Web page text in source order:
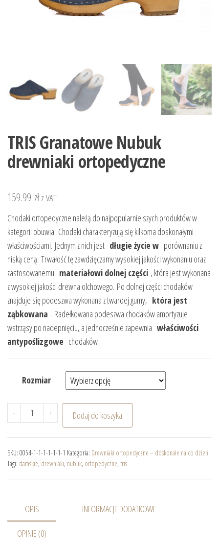
TRIS Granatowe Nubuk
drewniaki ortopedyczne
159.99 złz VAT
Chodaki ortopedyczne należą do najpopularniejszych produktów w
kategorii obuwia. Chodaki charakteryzują się kilkoma doskonałymi
właściwościami. Jednym z nich jest długie życie w porównaniu z
niską ceną. Trwałość tę zawdzięczamy wysokiej jakości wykonaniu oraz
zastosowanemu materiałowi dolnej części , która jest wykonana
z wysokiej jakości drewna olchowego. Po dolnej części chodaków
znajduje się podeszwa wykonana z twardej gumy, która jest
ząbkowana . Radełkowana podeszwa chodaków amortyzuje
wstrząsy po nadepnięciu, a jednocześnie zapewnia właściwości
antypoślizgowe chodaków
Rozmiar
- ilość TRIS Granatowe Nubuk drewniaki ortopedyczne
+ Dodaj do koszyka
SKU: 0054-1-1-1-1-1-1-1 Kategoria: Drewniaki ortopedyczne – doskonałe na co dzień
Tagi: damskie, drewniaki, nubuk, ortopedyczne, tris
OPIS INFORMACJE DODATKOWE
OPINIE (0)